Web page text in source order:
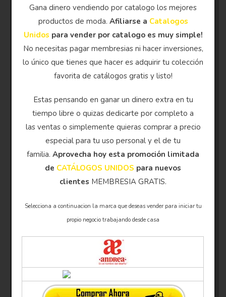
Gana dinero vendiendo por catalogo los mejores
productos de moda. Afiliarse a Catalogos
Unidos para vender por catalogo es muy simple!
No necesitas pagar membresias ni hacer inversiones,
lo único que tienes que hacer es adquirir tu colección
favorita de catálogos gratis y listo!
Estas pensando en ganar un dinero extra en tu
tiempo libre o quizas dedicarte por completo a
las ventas o simplemente quieras comprar a precio
especial para tu uso personal y el de tu
familia.Aprovecha hoy esta promoción limitada
de CATÁLOGOS UNIDOS para nuevos
clientes MEMBRESIA GRATIS.
Selecciona a continuacion la marca que deseas vender para iniciar tu
propio negocio trabajando desde casa